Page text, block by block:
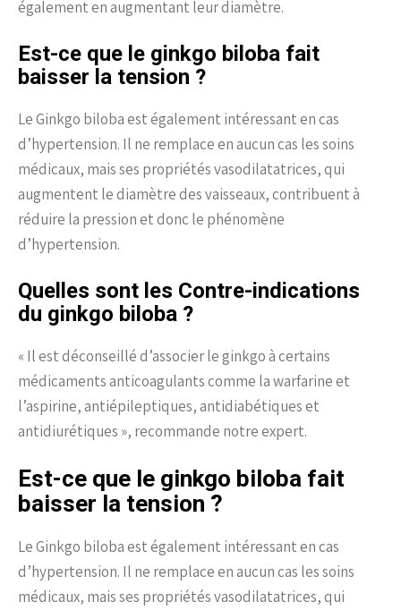
également en augmentant leur diamètre.
Est-ce que le ginkgo biloba fait
baisser la tension ?
Le Ginkgo biloba est également intéressant en cas
d’hypertension. Il ne remplace en aucun cas les soins
médicaux, mais ses propriétés vasodilatatrices, qui
augmentent le diamètre des vaisseaux, contribuent à
réduire la pression et donc le phénomène
d’hypertension.
Quelles sont les Contre-indications
du ginkgo biloba ?
« Il est déconseillé d’associer le ginkgo à certains
médicaments anticoagulants comme la warfarine et
l’aspirine, antiépileptiques, antidiabétiques et
antidiurétiques », recommande notre expert.
Est-ce que le ginkgo biloba fait
baisser la tension ?
Le Ginkgo biloba est également intéressant en cas
d’hypertension. Il ne remplace en aucun cas les soins
médicaux, mais ses propriétés vasodilatatrices, qui